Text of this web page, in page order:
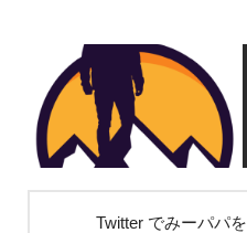
Twitter でみーパパを